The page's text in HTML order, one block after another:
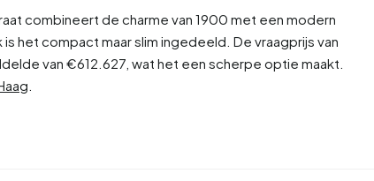
combineert de charme van 1900 met een modern
het compact maar slim ingedeeld. De vraagprijs van
van €612.627, wat het een scherpe optie maakt.